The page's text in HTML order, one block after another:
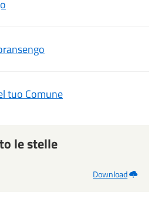
tuo Comune
le stelle
Download